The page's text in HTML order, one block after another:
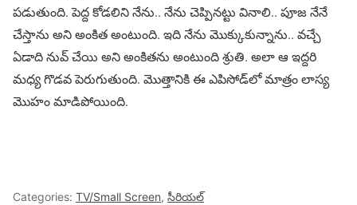
పడుతుంది. పెద్ద కోడలిని నేను.. నేను చెప్పినట్టు వినాలి.. పూజ నేనే
చేస్తాను అని అంకిత అంటుంది. ఇది నేను మొక్కుకున్నాను.. వచ్చే
ఏడాది నువ్ చేయి అని అంకితను అంటుంది శ్రుతి. అలా ఆ ఇద్దరి
మధ్య గొడవ పెరుగుతుంది. మొత్తానికి ఈ ఎపిసోడ్‌లో మాత్రం లాస్య
మొహం మాడిపోయింది.
Categories: TV/Small Screen, సీరియల్